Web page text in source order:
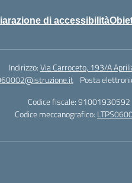
di accessibilità
Indirizzo:Via Carroceto, 193/A
Posta
Codice fiscale: 91001930592
Codice meccanografico: